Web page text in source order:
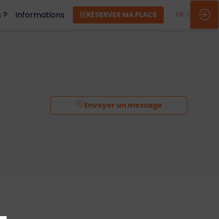
? Informations RÉSERVER MA PLACE FR
Envoyer un message